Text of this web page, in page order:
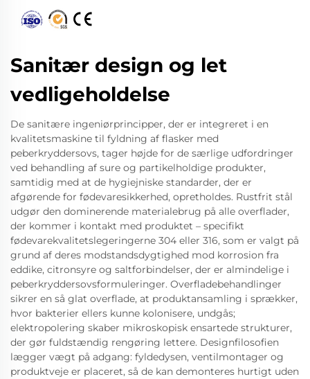
Sanitær design og let
vedligeholdelse
De sanitære ingeniørprincipper, der er integreret i en
kvalitetsmaskine til fyldning af flasker med
peberkryddersovs, tager højde for de særlige udfordringer
ved behandling af sure og partikelholdige produkter,
samtidig med at de hygiejniske standarder, der er
afgørende for fødevaresikkerhed, opretholdes. Rustfrit stål
udgør den dominerende materialebrug på alle overflader,
der kommer i kontakt med produktet – specifikt
fødevarekvalitetslegeringerne 304 eller 316, som er valgt på
grund af deres modstandsdygtighed mod korrosion fra
eddike, citronsyre og saltforbindelser, der er almindelige i
peberkryddersovsformuleringer. Overfladebehandlinger
sikrer en så glat overflade, at produktansamling i sprækker,
hvor bakterier ellers kunne kolonisere, undgås;
elektropolering skaber mikroskopisk ensartede strukturer,
der gør fuldstændig rengøring lettere. Designfilosofien
lægger vægt på adgang: fyldedysen, ventilmontager og
produktveje er placeret, så de kan demonteres hurtigt uden